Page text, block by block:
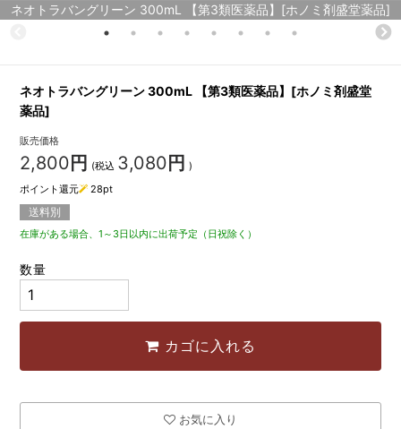
ネオトラバングリーン 300mL 【第3類医薬品】[ホノミ剤盛堂薬品]
ネオトラバングリーン 300mL 【第3類医薬品】[ホノミ剤盛堂
薬品]
販売価格
2,800 円 (税込 3,080 円 )
ポイント還元
28pt
送料別
在庫がある場合、1～3日以内に出荷予定（日祝除く）
数量
カゴに入れる
お気に入り